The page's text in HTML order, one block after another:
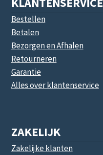
Bestellen
Betalen
Bezorgen en Afhalen
Retourneren
Garantie
Alles over klantenservice
ZAKELIJK
Zakelijke klanten